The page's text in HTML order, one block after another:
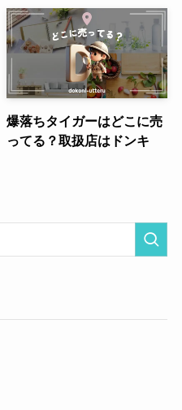
爆落ちタイガーはどこに売
ってる？取扱店はドンキ